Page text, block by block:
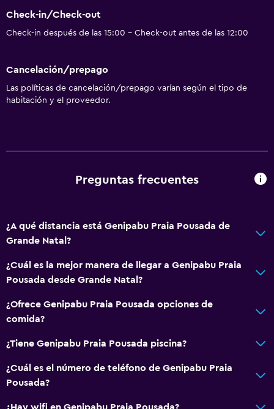
General
Ideal para familias
Cuidado de niños o guardería
Check-in/Check-out
Check-in después de las 15:00 - Check-out antes de las 12:00
Cancelación/prepago
Las políticas de cancelación/prepago varían según el tipo de
habitación y el proveedor.
Preguntas frecuentes
¿A qué distancia está Genipabu Praia Pousada de
Grande Natal?
¿Cuál es la mejor manera de llegar a Genipabu Praia
Pousada desde Grande Natal?
¿Ofrece Genipabu Praia Pousada opciones de
comida?
¿Tiene Genipabu Praia Pousada piscina?
¿Cuál es el número de teléfono de Genipabu Praia
Pousada?
¿Hay wifi en Genipabu Praia Pousada?